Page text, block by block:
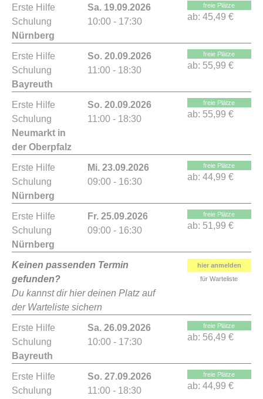
Erste Hilfe
Schulung
Nürnberg
Sa. 19.09.2026
10:00 - 17:30
freie Plätze
ab: 45,49 €
Erste Hilfe
Schulung
Bayreuth
So. 20.09.2026
11:00 - 18:30
freie Plätze
ab: 55,99 €
Erste Hilfe
Schulung
Neumarkt in
der Oberpfalz
So. 20.09.2026
11:00 - 18:30
freie Plätze
ab: 55,99 €
Erste Hilfe
Schulung
Nürnberg
Mi. 23.09.2026
09:00 - 16:30
freie Plätze
ab: 44,99 €
Erste Hilfe
Schulung
Nürnberg
Fr. 25.09.2026
09:00 - 16:30
freie Plätze
ab: 51,99 €
Keinen passenden Termin
gefunden?
Du kannst dir hier deinen Platz auf
der Warteliste sichern
hier anmelden
für Warteliste
Erste Hilfe
Schulung
Bayreuth
Sa. 26.09.2026
10:00 - 17:30
freie Plätze
ab: 56,49 €
Erste Hilfe
Schulung
So. 27.09.2026
11:00 - 18:30
freie Plätze
ab: 44,99 €